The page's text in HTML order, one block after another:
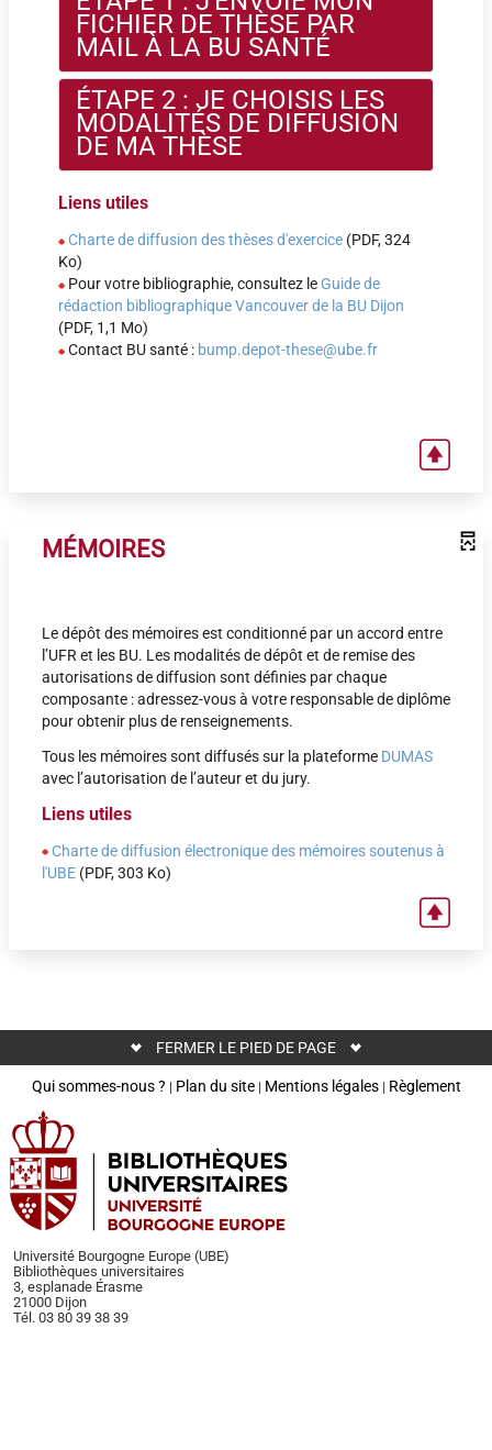
FICHIER DE THÈSE PAR
MAIL À LA BU SANTÉ
ÉTAPE 2 : JE CHOISIS LES
MODALITÉS DE DIFFUSION
DE MA THÈSE
•Sur Intranet : obligatoire (accès réservé à la
communauté universitaire française)
•Sur Internet (
l’auteur et du président du jury
- immédiatement après la soutenance
- ou après un embargo de 6 mois à 2 ans
Liens utiles
Charte de diffusion des thèses d'exercice (PDF, 324
Ko)
Pour votre bibliographie, consultez leGuide de
rédaction bibliographique Vancouver de la BU Dijon
(PDF, 1,1 Mo)
Contact BU santé : bump.depot-these@ube.fr
MÉMOIRES
Le dépôt des mémoires est conditionné par un accord entre
l’UFR et les BU. Les modalités de dépôt et de remise des
autorisations de diffusion sont définies par chaque
composante : adressez-vous à votre responsable de diplôme
pour obtenir plus de renseignements.
Tous les mémoires sont diffusés sur la plateforme DUMAS
avec l’autorisation de l’auteur et du jury.
Liens utiles
Charte de diffusion électronique des mémoires soutenus à
l'UBE (PDF, 303 Ko)
FERMER LE PIED DE PAGE
Qui sommes-nous ? | Plan du site| Mentions légales| Règlement
Université Bourgogne Europe (UBE)
Bibliothèques universitaires
3, esplanade Érasme
21000 Dijon
Tél. 03 80 39 38 39